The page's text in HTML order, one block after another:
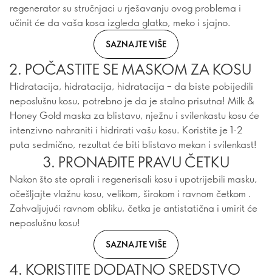
regenerator su stručnjaci u rješavanju ovog problema i
učinit će da vaša kosa izgleda glatko, meko i sjajno.
SAZNAJTE VIŠE
2. POČASTITE SE MASKOM ZA KOSU
Hidratacija, hidratacija, hidratacija – da biste pobijedili
neposlušnu kosu, potrebno je da je stalno prisutna! Milk &
Honey Gold maska za blistavu, nježnu i svilenkastu kosu će
intenzivno nahraniti i hidrirati vašu kosu. Koristite je 1-2
puta sedmično, rezultat će biti blistavo mekan i svilenkast!
3. PRONAĐITE PRAVU ČETKU
Nakon što ste oprali i regenerisali kosu i upotrijebili masku,
očešljajte vlažnu kosu, velikom, širokom i ravnom četkom .
Zahvaljujući ravnom obliku, četka je antistatična i umirit će
neposlušnu kosu!
SAZNAJTE VIŠE
4. KORISTITE DODATNO SREDSTVO